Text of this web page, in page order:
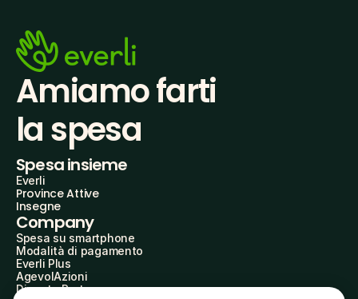
Amiamo farti
la spesa
Spesa insieme
Everli
Province Attive
Insegne
Company
Spesa su smartphone
Modalità di pagamento
Everli Plus
AgevolAzioni
Diventa Partner